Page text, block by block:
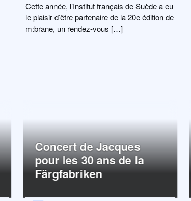
Cette année, l’Institut français de Suède a eu
le plaisir d’être partenaire de la 20e édition de
m:brane, un rendez-vous […]
Concert de Jacques
pour les 30 ans de la
Färgfabriken